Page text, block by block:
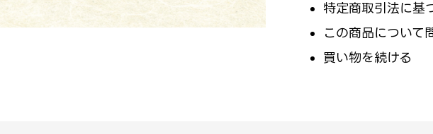
特定商取引法に基
この商品について
買い物を続ける